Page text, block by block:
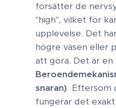
försätter de
"high", vilket för
upplevelse. Det
högre väsen eller
att göra. Det är en
snaran) Eftersom
fungerar det